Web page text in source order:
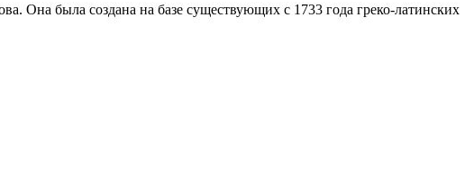
Она была создана на базе существующих с 1733 года греко-латинских